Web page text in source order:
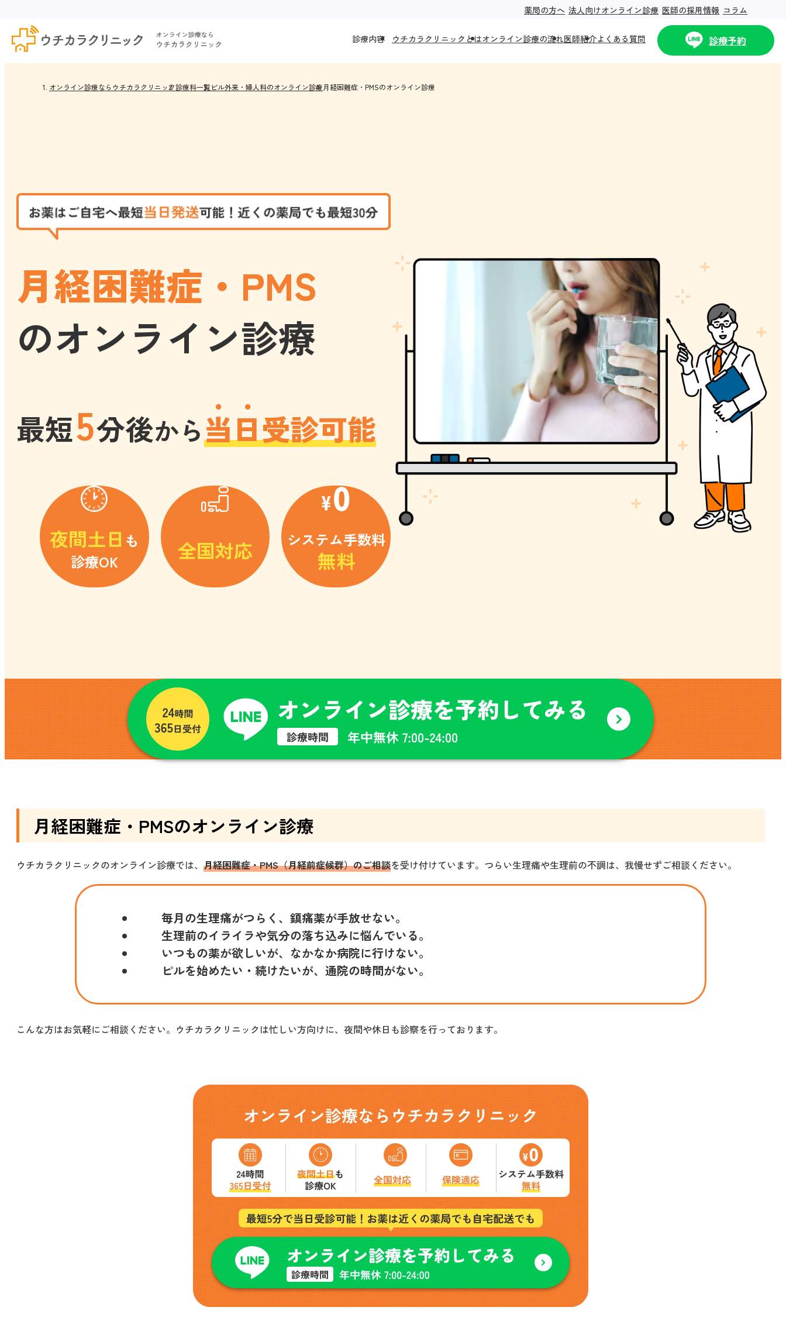
薬局の方へ 法人向けオンライン診療 医師の採用情報 コラム
診療内容 ウチカラクリニックとはオンライン診療の流れ医師紹介よくある質問 診療予約
オンライン診療ならウチカラクリニック診療科一覧ピル外来・婦人科のオンライン診療月経困難症・PMSのオンライン診療
月経困難症・PMS
のオンライン診療
最短5分後から当日受診可能
夜間土日 も
診療OK
全国対応 システム手数料
無料
月経困難症・PMSのオンライン診療
ウチカラクリニックのオンライン診療では、 月経困難症・PMS（月経前症候群）のご相談を受け付けています。つらい生理痛や生理前の不調は、我慢せずご相談ください。
毎月の生理痛がつらく、鎮痛薬が手放せない。
生理前のイライラや気分の落ち込みに悩んでいる。
いつもの薬が欲しいが、なかなか病院に行けない。
ピルを始めたい・続けたいが、通院の時間がない。
こんな方はお気軽にご相談ください。ウチカラクリニックは忙しい方向けに、夜間や休日も診察を行っております。